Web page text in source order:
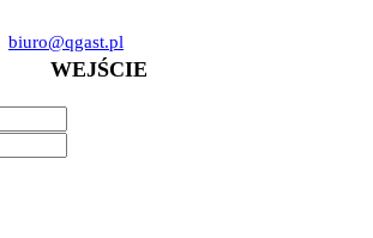
biuro@qgast.pl
WEJŚCIE